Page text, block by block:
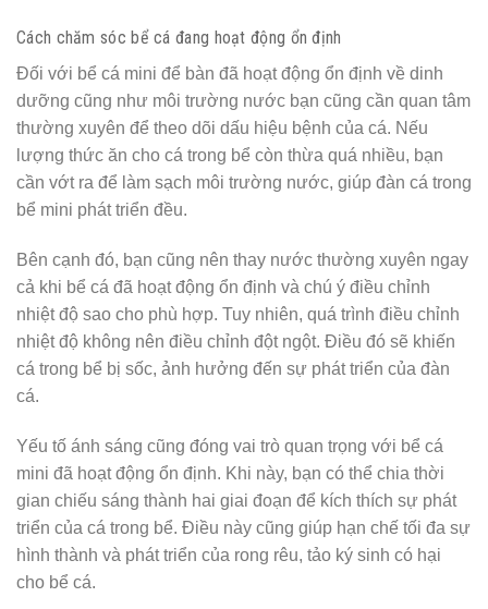
Cách chăm sóc bể cá đang hoạt động ổn định
Đối với bể cá mini để bàn đã hoạt động ổn định về dinh
dưỡng cũng như môi trường nước bạn cũng cần quan tâm
thường xuyên để theo dõi dấu hiệu bệnh của cá. Nếu
lượng thức ăn cho cá trong bể còn thừa quá nhiều, bạn
cần vớt ra để làm sạch môi trường nước, giúp đàn cá trong
bể mini phát triển đều.
Bên cạnh đó, bạn cũng nên thay nước thường xuyên ngay
cả khi bể cá đã hoạt động ổn định và chú ý điều chỉnh
nhiệt độ sao cho phù hợp. Tuy nhiên, quá trình điều chỉnh
nhiệt độ không nên điều chỉnh đột ngột. Điều đó sẽ khiến
cá trong bể bị sốc, ảnh hưởng đến sự phát triển của đàn
cá.
Yếu tố ánh sáng cũng đóng vai trò quan trọng với bể cá
mini đã hoạt động ổn định. Khi này, bạn có thể chia thời
gian chiếu sáng thành hai giai đoạn để kích thích sự phát
triển của cá trong bể. Điều này cũng giúp hạn chế tối đa sự
hình thành và phát triển của rong rêu, tảo ký sinh có hại
cho bể cá.